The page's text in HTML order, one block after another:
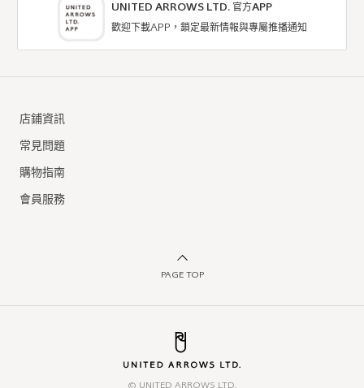
UNITED ARROWS LTD. 官方APP
歡迎下載APP，鎖定最新情報與專屬推播通知
店鋪資訊
常見問題
購物指南
會員服務
PAGE TOP
© UNITED ARROWS LTD.